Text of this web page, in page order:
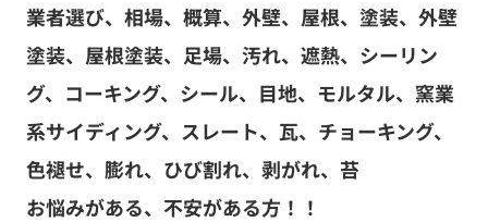
業者選び、相場、概算、外壁、屋根、塗装、外壁
塗装、屋根塗装、足場、汚れ、遮熱、シーリン
グ、コーキング、シール、目地、モルタル、窯業
系サイディング、スレート、瓦、チョーキング、
色褪せ、膨れ、ひび割れ、剥がれ、苔
お悩みがある、不安がある方！！